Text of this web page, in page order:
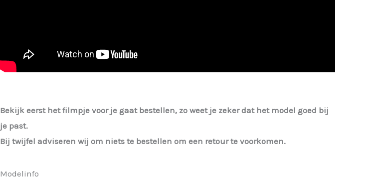
Bekijk eerst het filmpje voor je gaat bestellen, zo weet je zeker dat het model goed bij
je past.
Bij twijfel adviseren wij om niets te bestellen om een retour te voorkomen.
Modelinfo